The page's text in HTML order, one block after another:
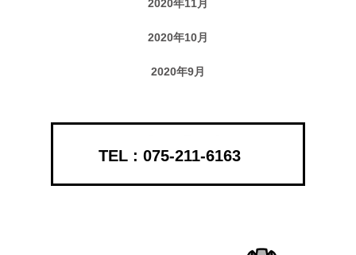
2020年11月
2020年10月
2020年9月
075-211-6163